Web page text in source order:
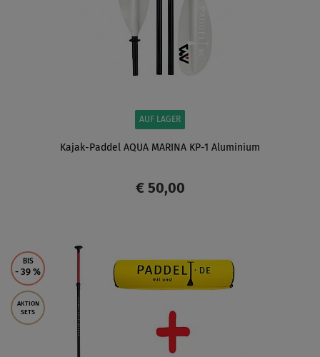
AUF LAGER
Kajak-Paddel AQUA MARINA KP-1 Aluminium
€ 50,00
ANZEIGEN
BIS
- 39 %
AKTION
SETS